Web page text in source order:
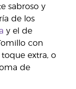
sabroso y
de los
y el de
con
extra, o
de